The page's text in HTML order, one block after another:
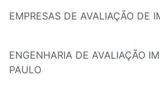
EMPRESAS DE AVALIAÇÃO DE
ENGENHARIA DE AVALIAÇÃO
PAULO